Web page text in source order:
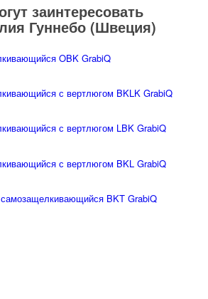
заинтересовать
Гуннебо (Швеция)
OBK GrabiQ
с вертлюгом BKLK GrabiQ
с вертлюгом LBK GrabiQ
с вертлюгом BKL GrabiQ
BKT GrabiQ